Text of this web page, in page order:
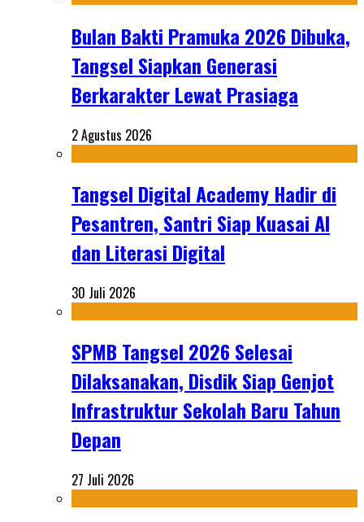
Bulan Bakti Pramuka 2026 Dibuka,
Tangsel Siapkan Generasi
Berkarakter Lewat Prasiaga
2 Agustus 2026
Tangsel Digital Academy Hadir di
Pesantren, Santri Siap Kuasai AI
dan Literasi Digital
30 Juli 2026
SPMB Tangsel 2026 Selesai
Dilaksanakan, Disdik Siap Genjot
Infrastruktur Sekolah Baru Tahun
Depan
27 Juli 2026